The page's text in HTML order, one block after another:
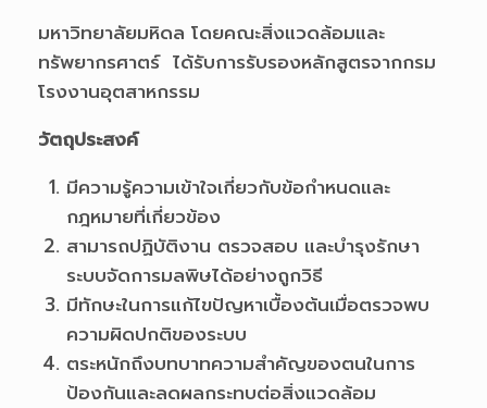
มหาวิทยาลัยมหิดล โดยคณะสิ่งแวดล้อมและ
ทรัพยากรศาตร์ ได้รับการรับรองหลักสูตรจากกรม
โรงงานอุตสาหกรรม
วัตถุประสงค์
มีความรู้ความเข้าใจเกี่ยวกับข้อกำหนดและ
กฎหมายที่เกี่ยวข้อง
สามารถปฏิบัติงาน ตรวจสอบ และบำรุงรักษา
ระบบจัดการมลพิษได้อย่างถูกวิธี
มีทักษะในการแก้ไขปัญหาเบื้องต้นเมื่อตรวจพบ
ความผิดปกติของระบบ
ตระหนักถึงบทบาทความสำคัญของตนในการ
ป้องกันและลดผลกระทบต่อสิ่งแวดล้อม